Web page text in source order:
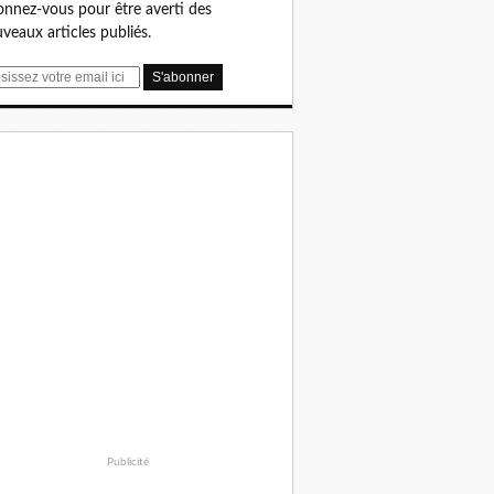
vous pour être averti des
articles publiés.
Publicité